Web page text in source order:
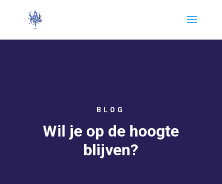
BLOG
Wil je op de hoogte
blijven?